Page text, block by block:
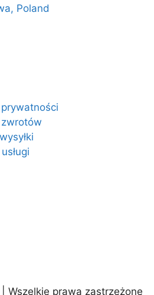
Poland
Wszelkie prawa zastrzeżone